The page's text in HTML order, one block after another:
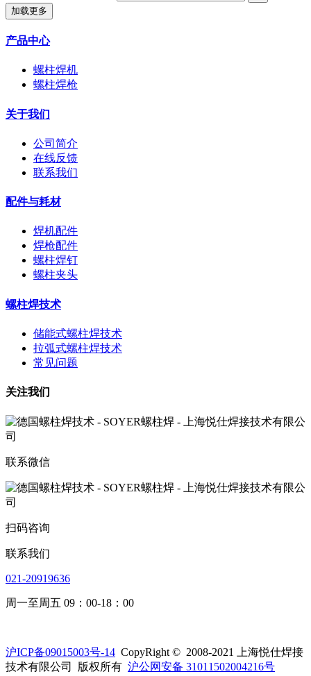
加载更多
产品中心
螺柱焊机
螺柱焊枪
关于我们
公司简介
在线反馈
联系我们
配件与耗材
焊机配件
焊枪配件
螺柱焊钉
螺柱夹头
螺柱焊技术
储能式螺柱焊技术
拉弧式螺柱焊技术
常见问题
关注我们
联系微信
扫码咨询
联系我们
021-20919636
周一至周五 09：00-18：00
沪ICP备09015003号-14 CopyRight © 2008-2021 上海悦仕焊接
技术有限公司 版权所有 沪公网安备 31011502004216号